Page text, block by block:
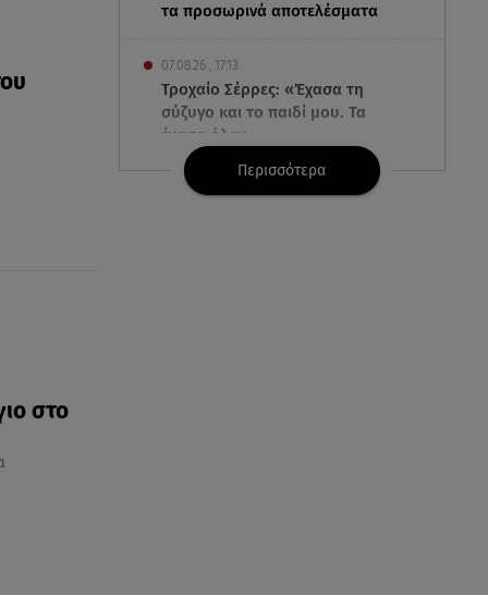
στο
τα προσωρινά αποτελέσματα
07.08.26 , 17:13
Τροχαίο Σέρρες: «Έχασα τη
σύζυγο και το παιδί μου. Τα
έχασα όλα»
07.08.26 , 16:03
Περισσότερα